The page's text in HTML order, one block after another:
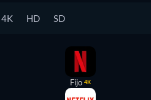
4K HD SD
Fijo 4K